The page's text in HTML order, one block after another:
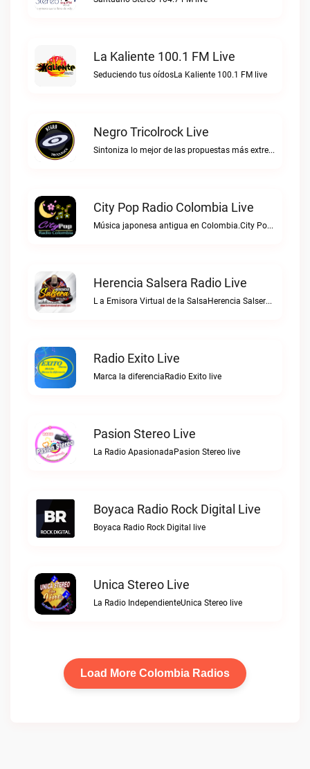
La Kaliente 100.1 FM Live
Seduciendo tus oídosLa Kaliente 100.1 FM live
Negro Tricolrock Live
Sintoniza lo mejor de las propuestas más extremas y virtuosas del metal colombianoNegro Tricolrock live
City Pop Radio Colombia Live
Música japonesa antigua en Colombia.City Pop Radio Colombia live
Herencia Salsera Radio Live
L a Emisora Virtual de la SalsaHerencia Salsera Radio live
Radio Exito Live
Marca la diferenciaRadio Exito live
Pasion Stereo Live
La Radio ApasionadaPasion Stereo live
Boyaca Radio Rock Digital Live
Boyaca Radio Rock Digital live
Unica Stereo Live
La Radio IndependienteUnica Stereo live
Load More Colombia Radios